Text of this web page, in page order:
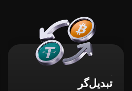
تبدیل‌گر